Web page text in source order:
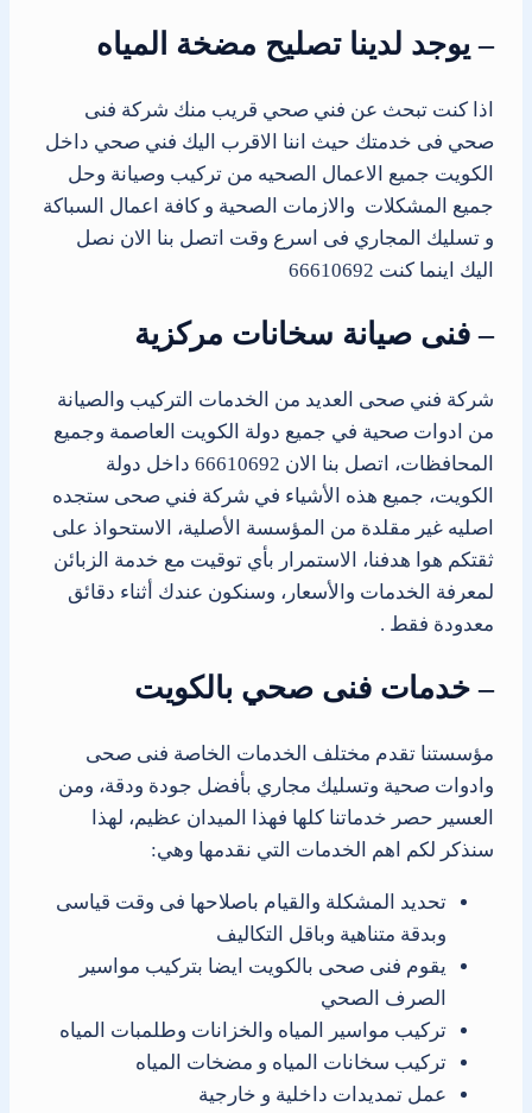
– يوجد لدينا تصليح مضخة المياه
اذا كنت تبحث عن فني صحي قريب منك شركة فنى
صحي فى خدمتك حيث اننا الاقرب اليك فني صحي داخل
الكويت جميع الاعمال الصحيه من تركيب وصيانة وحل
جميع المشكلات والازمات الصحية و كافة اعمال السباكة
و تسليك المجاري فى اسرع وقت اتصل بنا الان نصل
اليك اينما كنت 66610692
– فنى صيانة سخانات مركزية
شركة فني صحى العديد من الخدمات التركيب والصيانة
من ادوات صحية في جميع دولة الكويت العاصمة وجميع
المحافظات، اتصل بنا الان 66610692 داخل دولة
الكويت، جميع هذه الأشياء في شركة فني صحى ستجده
اصليه غير مقلدة من المؤسسة الأصلية، الاستحواذ على
ثقتكم هوا هدفنا، الاستمرار بأي توقيت مع خدمة الزبائن
لمعرفة الخدمات والأسعار، وسنكون عندك أثناء دقائق
معدودة فقط .
– خدمات فنى صحي بالكويت
مؤسستنا تقدم مختلف الخدمات الخاصة فنى صحى
وادوات صحية وتسليك مجاري بأفضل جودة ودقة، ومن
العسير حصر خدماتنا كلها فهذا الميدان عظيم، لهذا
سنذكر لكم اهم الخدمات التي نقدمها وهي:
تحديد المشكلة والقيام باصلاحها فى وقت قياسى
وبدقة متناهية وباقل التكاليف
يقوم فنى صحى بالكويت ايضا بتركيب مواسير
الصرف الصحي
تركيب مواسير المياه والخزانات وطلمبات المياه
تركيب سخانات المياه و مضخات المياه
عمل تمديدات داخلية و خارجية